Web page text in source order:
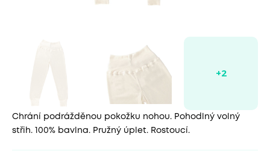
Chrání podrážděnou pokožku nohou. Pohodlný volný
střih. 100% bavlna. Pružný úplet. Rostoucí.